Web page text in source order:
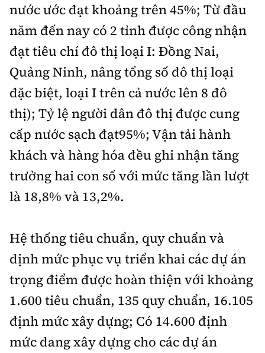
nước ước đạt khoảng trên 45%; Từ đầu
năm đến nay có 2 tỉnh được công nhận
đạt tiêu chí đô thị loại I: Đồng Nai,
Quảng Ninh, nâng tổng số đô thị loại
đặc biệt, loại I trên cả nước lên 8 đô
thị); Tỷ lệ người dân đô thị được cung
cấp nước sạch đạt95%; Vận tải hành
khách và hàng hóa đều ghi nhận tăng
trưởng hai con số với mức tăng lần lượt
là 18,8% và 13,2%.
Hệ thống tiêu chuẩn, quy chuẩn và
định mức phục vụ triển khai các dự án
trọng điểm được hoàn thiện với khoảng
1.600 tiêu chuẩn, 135 quy chuẩn, 16.105
định mức xây dựng; Có 14.600 định
mức đang xây dựng cho các dự án